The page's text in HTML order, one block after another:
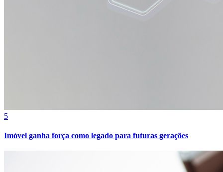
Juventude
5
Imóvel ganha força como legado para futuras gerações